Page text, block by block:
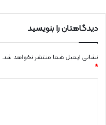
دیدگاهتان را بنویسید
نشانی ایمیل شما منتشر نخواهد شد.
*